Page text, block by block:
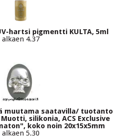
hartsi pigmentti KULTA, 5ml
alkaen 4.37
muutama saatavilla/ tuotanto
silikonia, ACS Exclusive
koko noin 20x15x5mm
alkaen 5.30